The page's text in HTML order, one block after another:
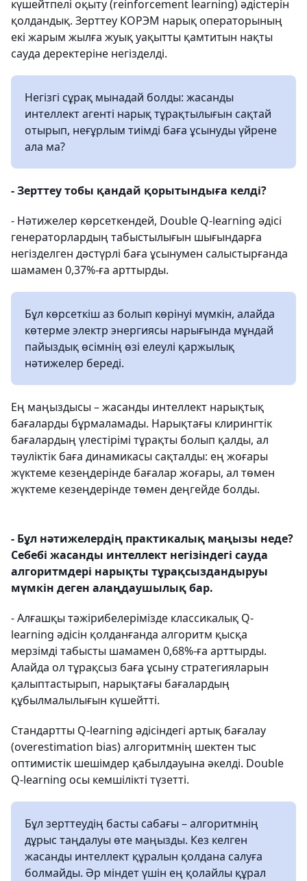
күшейтпелі оқыту (reinforcement learning) әдістерін
қолдандық. Зерттеу КОРЭМ нарық операторының
екі жарым жылға жуық уақытты қамтитын нақты
сауда деректеріне негізделді.
Негізгі сұрақ мынадай болды: жасанды
интеллект агенті нарық тұрақтылығын сақтай
отырып, неғұрлым тиімді баға ұсынуды үйрене
ала ма?
- Зерттеу тобы қандай қорытындыға келді?
- Нәтижелер көрсеткендей, Double Q-learning әдісі
генераторлардың табыстылығын шығындарға
негізделген дәстүрлі баға ұсынумен салыстырғанда
шамамен 0,37%-ға арттырды.
Бұл көрсеткіш аз болып көрінуі мүмкін, алайда
көтерме электр энергиясы нарығында мұндай
пайыздық өсімнің өзі елеулі қаржылық
нәтижелер береді.
Ең маңыздысы – жасанды интеллект нарықтық
бағаларды бұрмаламады. Нарықтағы клирингтік
бағалардың үлестірімі тұрақты болып қалды, ал
тәуліктік баға динамикасы сақталды: ең жоғары
жүктеме кезеңдерінде бағалар жоғары, ал төмен
жүктеме кезеңдерінде төмен деңгейде болды.
- Бұл нәтижелердің практикалық маңызы неде?
Себебі жасанды интеллект негізіндегі сауда
алгоритмдері нарықты тұрақсыздандыруы
мүмкін деген алаңдаушылық бар.
- Алғашқы тәжірибелерімізде классикалық Q-
learning әдісін қолданғанда алгоритм қысқа
мерзімді табысты шамамен 0,68%-ға арттырды.
Алайда ол тұрақсыз баға ұсыну стратегияларын
қалыптастырып, нарықтағы бағалардың
құбылмалылығын күшейтті.
Стандартты Q-learning әдісіндегі артық бағалау
(overestimation bias) алгоритмнің шектен тыс
оптимистік шешімдер қабылдауына әкелді. Double
Q-learning осы кемшілікті түзетті.
Бұл зерттеудің басты сабағы – алгоритмнің
дұрыс таңдалуы өте маңызды. Кез келген
жасанды интеллект құралын қолдана салуға
болмайды. Әр міндет үшін ең қолайлы құрал